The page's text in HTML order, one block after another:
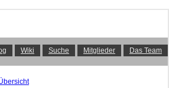
Wiki Suche Mitglieder Das Team